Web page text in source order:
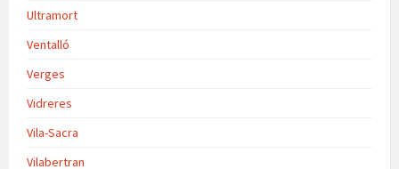
Ultramort
Ventalló
Verges
Vidreres
Vila-Sacra
Vilabertran